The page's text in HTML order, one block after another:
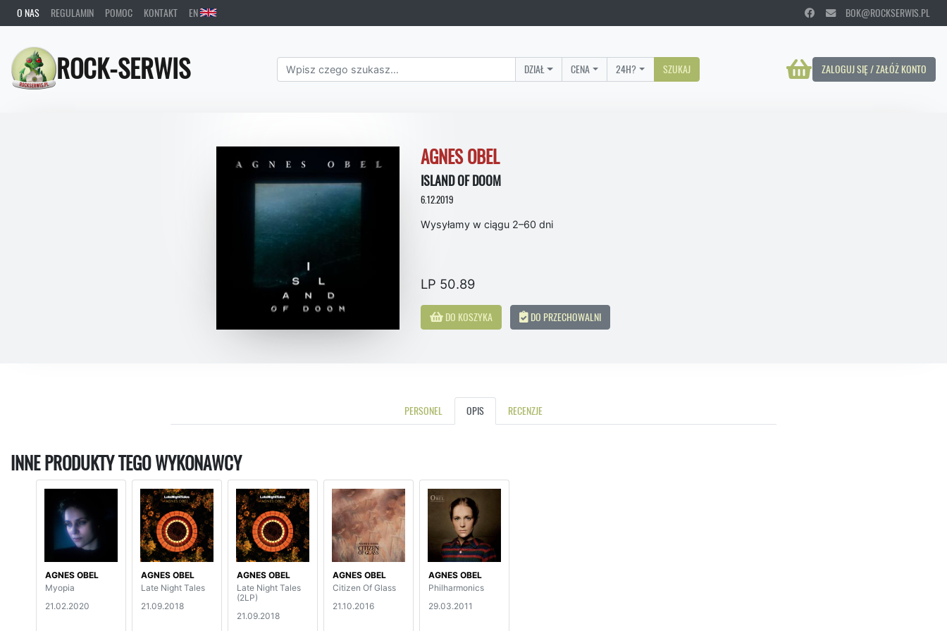
O NAS REGULAMIN POMOC KONTAKT EN BOK@ROCKSERWIS.PL
ROCK-SERWIS ZALOGUJ SIĘ / ZAŁÓŻ KONTO
DZIAŁ CENA 24H? SZUKAJ
AGNES OBEL
ISLAND OF DOOM
6.12.2019
Wysyłamy w ciągu 2–60 dni
LP 50.89
DO KOSZYKA DO PRZECHOWALNI
PERSONEL OPIS RECENZJE
INNE PRODUKTY TEGO WYKONAWCY
AGNES OBEL
Myopia
21.02.2020
AGNES OBEL
Late Night Tales
21.09.2018
AGNES OBEL
Late Night Tales
(2LP)
21.09.2018
AGNES OBEL
Citizen Of Glass
21.10.2016
AGNES OBEL
Philharmonics
29.03.2011